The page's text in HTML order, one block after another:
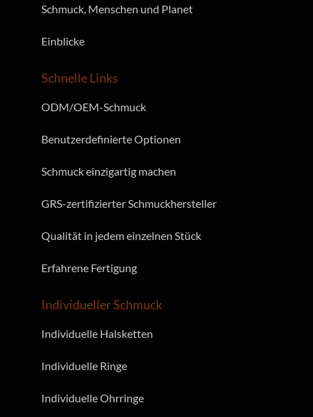
Individueller Schmuck
Individuelle Halsketten
Individuelle Ringe
Individuelle Ohrringe
Schnelle Links
ODM/OEM-Schmuck
Benutzerdefinierte Optionen
Schmuck einzigartig machen
GRS-zertifizierter Schmuckhersteller
Qualität in jedem einzelnen Stück
Erfahrene Fertigung
Schmuck, Menschen und Planet
Einblicke